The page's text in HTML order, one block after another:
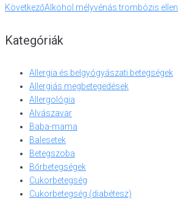
KövetkezőAlkohol mélyvénás trombózis ellen
Kategóriák
Allergia és belgyógyászati betegségek
Allergiás megbetegedések
Allergológia
Alvászavar
Baba-mama
Balesetek
Betegszoba
Bőrbetegségek
Cukorbetegség
Cukorbetegség (diabétesz)